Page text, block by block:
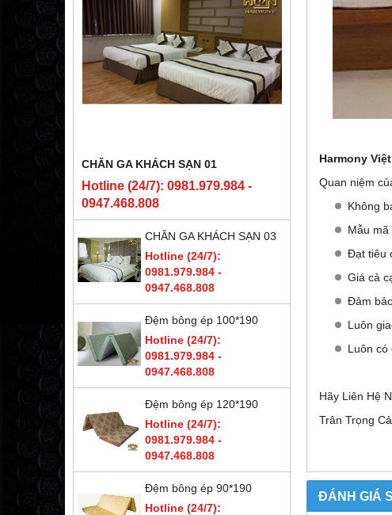
CHĂN GA KHÁCH SẠN 01
Hotline (24/7): 0981.979.984 -
0947.468.808
CHĂN GA KHÁCH SẠN 03
Hotline (24/7):
0981.979.984 -
0947.468.808
Đệm bông ép 100*190
Hotline (24/7):
0981.979.984 -
0947.468.808
Đệm bông ép 120*190
Hotline (24/7):
0981.979.984 -
0947.468.808
Đệm bông ép 90*190
Hotline (24/7):
Harmony
Quan niệm
Không
Mẫu mã
Đạt tiêu
Giá cả
Đảm
Luôn
Luôn có
Hãy Liên Hệ
Trân Trọng
ĐÁNH GIÁ